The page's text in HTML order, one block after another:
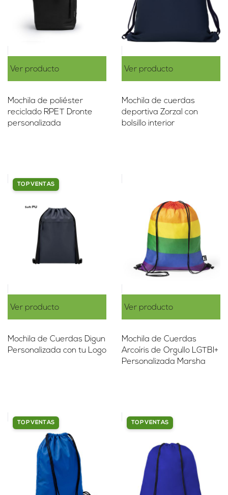
Ver producto
Mochila de poliéster
reciclado RPET Dronte
personalizada
Ver producto
Mochila de cuerdas
deportiva Zorzal con
bolsillo interior
TOP VENTAS
Ver producto
Mochila de Cuerdas Digun
Personalizada con tu Logo
Ver producto
Mochila de Cuerdas
Arcoíris de Orgullo LGTBI+
Personalizada Marsha
TOP VENTAS TOP VENTAS